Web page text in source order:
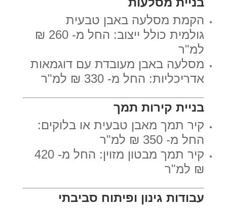
הקמת מסלעה באבן טבעית
גולמית כולל ייצוב: החל מ- 260 ₪
למ"ר
מסלעה באבן מעובדת עם דוגמאות
אדריכליות: החל מ- 330 ₪ למ"ר
בניית קירות תמך
קיר תמך מאבן טבעית או בלוקים:
החל מ- 350 ₪ למ"ר
קיר תמך מבטון מזוין: החל מ- 420
₪ למ"ר
עבודות גינון ופיתוח סביבתי